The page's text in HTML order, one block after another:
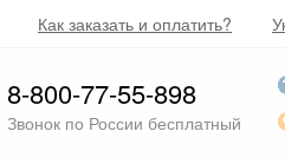
Как заказать и оплатить?
8-800-77-55-898
Звонок по России бесплатный